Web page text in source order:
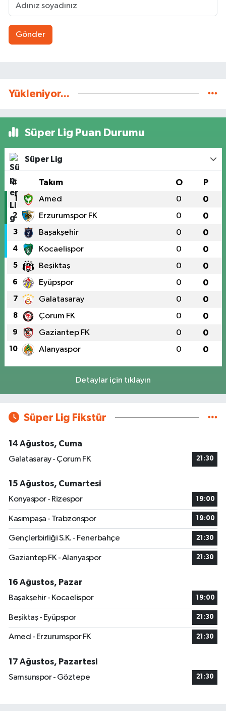
Gönder
Yükleniyor...
Süper Lig Puan Durumu
Süper Lig
# Takım O P
1 Amed 0 0
2 Erzurumspor FK 0 0
3 Başakşehir 0 0
4 Kocaelispor 0 0
5 Beşiktaş 0 0
6 Eyüpspor 0 0
7 Galatasaray 0 0
8 Çorum FK 0 0
9 Gaziantep FK 0 0
10 Alanyaspor 0 0
Detaylar için tıklayın
Süper Lig Fikstür
14 Ağustos, Cuma
Galatasaray - Çorum FK
21:30
15 Ağustos, Cumartesi
Konyaspor - Rizespor
19:00
Kasımpaşa - Trabzonspor 19:00
Gençlerbirliği S.K. - Fenerbahçe 21:30
Gaziantep FK - Alanyaspor 21:30
16 Ağustos, Pazar
Başakşehir - Kocaelispor
19:00
Beşiktaş - Eyüpspor 21:30
Amed - Erzurumspor FK 21:30
17 Ağustos, Pazartesi
Samsunspor - Göztepe
21:30